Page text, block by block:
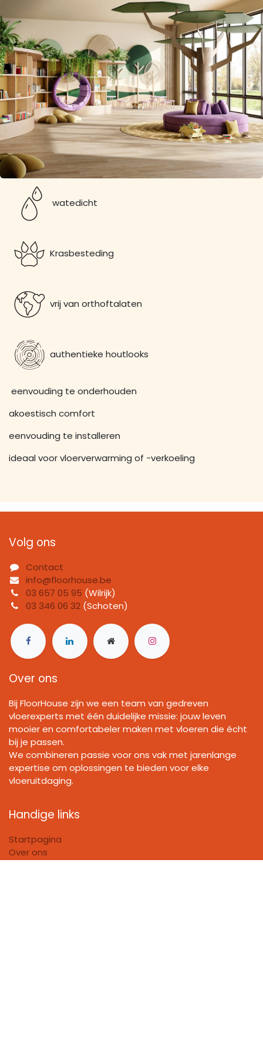
watedicht
Krasbesteding
vrij van orthoftalaten
authentieke houtlooks
eenvouding te onderhouden
akoestisch comfort
eenvouding te installeren
ideaal voor vloerverwarming of -verkoeling
Volg ons
Contact
info@floorhouse.be
03 657 05 95 (Wilrijk)
03 346 06 32 (Schoten)
Over ons
Bij FloorHouse zijn we een team van gedreven
vloerexperts met één duidelijke missie: jouw leven
mooier en comfortabeler maken met vloeren die écht
bij je passen.
We combineren passie voor ons vak met jarenlange
expertise om oplossingen te bieden voor elke
vloeruitdaging.
Handige links
Startpagina
Over ons